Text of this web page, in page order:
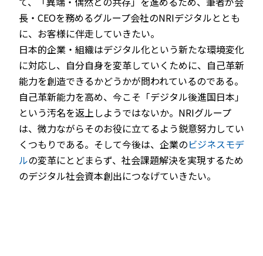
長・CEOを務めるグループ会社のNRIデジタルととも
に、お客様に伴走していきたい。
日本的企業・組織はデジタル化という新たな環境変化
に対応し、自分自身を変革していくために、自己革新
能力を創造できるかどうかが問われているのである。
自己革新能力を高め、今こそ「デジタル後進国日本」
という汚名を返上しようではないか。NRIグループ
は、微力ながらそのお役に立てるよう鋭意努力してい
くつもりである。そして今後は、企業のビジネスモデ
ルの変革にとどまらず、社会課題解決を実現するため
のデジタル社会資本創出につなげていきたい。